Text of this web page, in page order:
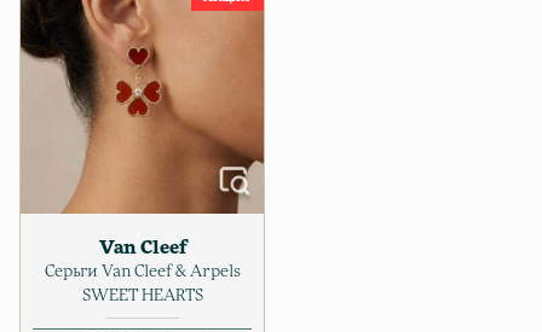
Van Cleef
Серьги Van Cleef & Arpels
SWEET HEARTS